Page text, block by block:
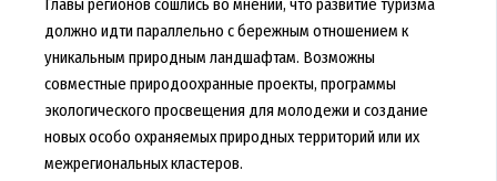
Главы регионов сошлись во мнении, что развитие туризма
должно идти параллельно с бережным отношением к
уникальным природным ландшафтам. Возможны
совместные природоохранные проекты, программы
экологического просвещения для молодежи и создание
новых особо охраняемых природных территорий или их
межрегиональных кластеров.